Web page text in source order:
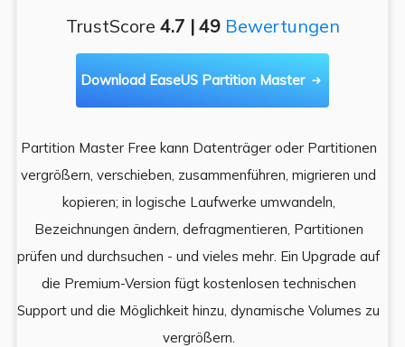
TrustScore 4.7 | 49 Bewertungen
Download EaseUS Partition Master 
Partition Master Free kann Datenträger oder Partitionen
vergrößern, verschieben, zusammenführen, migrieren und
kopieren; in logische Laufwerke umwandeln,
Bezeichnungen ändern, defragmentieren, Partitionen
prüfen und durchsuchen - und vieles mehr. Ein Upgrade auf
die Premium-Version fügt kostenlosen technischen
Support und die Möglichkeit hinzu, dynamische Volumes zu
vergrößern.